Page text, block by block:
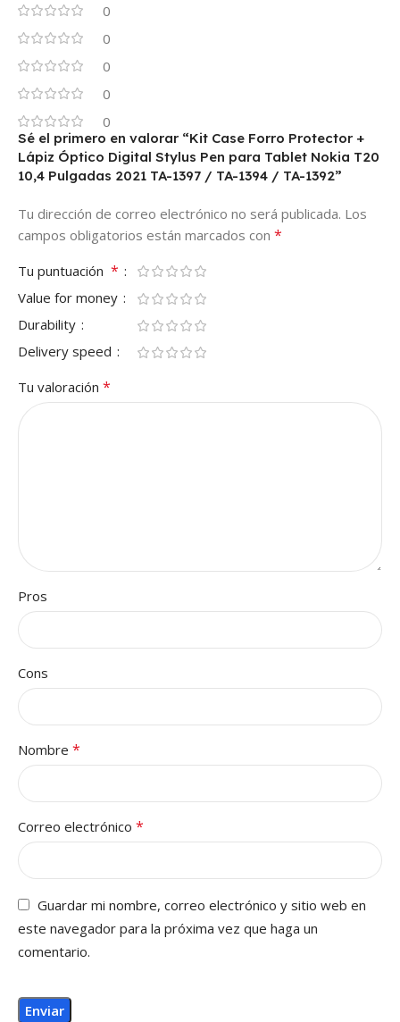
0
0
0
0
0
Sé el primero en valorar “Kit Case Forro Protector +
Lápiz Óptico Digital Stylus Pen para Tablet Nokia T20
10,4 Pulgadas 2021 TA-1397 / TA-1394 / TA-1392”
Tu dirección de correo electrónico no será publicada. Los
campos obligatorios están marcados con *
Tu puntuación *
Value for money
Durability
Delivery speed
Tu valoración *
Pros
Cons
Nombre *
Correo electrónico *
Guardar mi nombre, correo electrónico y sitio web en
este navegador para la próxima vez que haga un
comentario.